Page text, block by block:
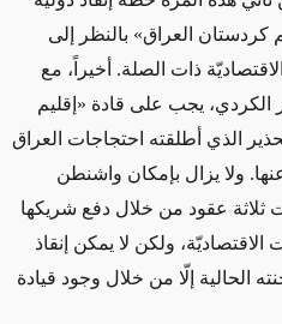
كردستان العراق» بالنظر إلى
ذات الصلة. أخيراً، مع
الكردي، يجب على قادة «إقليم
الذي أطلقته احتجاجات العراق
ولا يزال بإمكان واشنطن
ثلاثة عقود من خلال دفع شريكها
الاقتصاديّة، ولكن لا يمكن إنقاذ
الحالية إلّا من خلال وجود قيادة